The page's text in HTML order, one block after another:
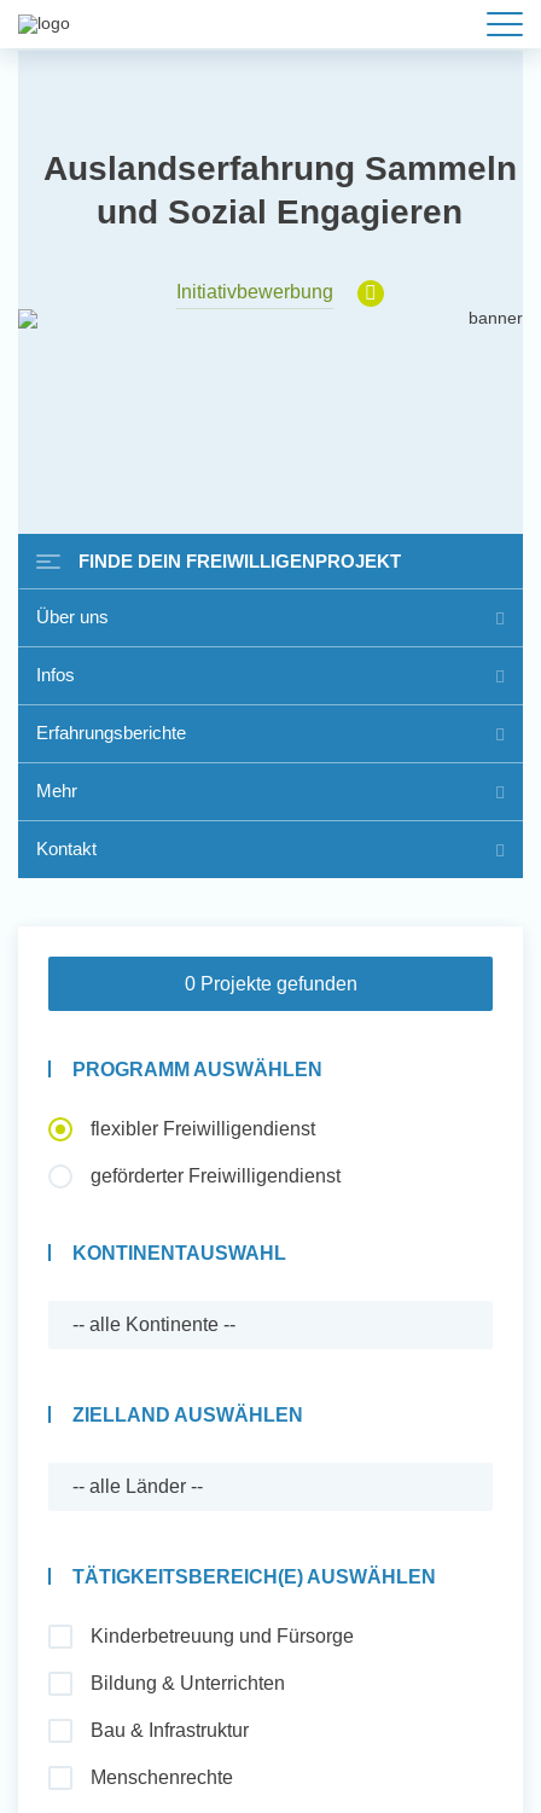
Auslandserfahrung Sammeln
und Sozial Engagieren
Initiativbewerbung
Freiwilligenarbeit im Ausland
- Erfahrungsberichte
Auslandserfahrung Sammeln
und Sozial Engagieren
Initiativbewerbung
Auslandserfahrung Sammeln
Initiativbewerbung
FINDE DEIN FREIWILLIGENPROJEKT
Über uns
Infos
Erfahrungsberichte
Mehr
Kontakt
0 Projekte gefunden
PROGRAMM AUSWÄHLEN
flexibler Freiwilligendienst
geförderter Freiwilligendienst
KONTINENTAUSWAHL
ZIELLAND AUSWÄHLEN
TÄTIGKEITSBEREICH(E) AUSWÄHLEN
Kinderbetreuung und Fürsorge
Bildung & Unterrichten
Bau & Infrastruktur
Menschenrechte